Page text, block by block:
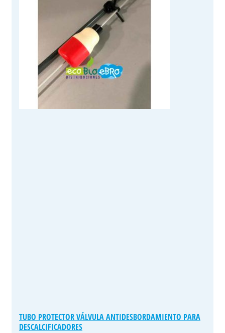
TUBO PROTECTOR VÁLVULA ANTIDESBORDAMIENTO PARA
DESCALCIFICADORES